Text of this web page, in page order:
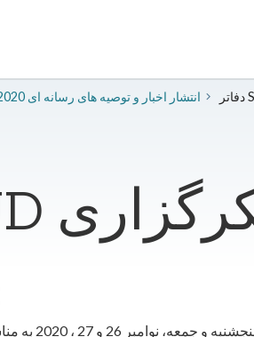
2020 انتشار اخبار و توصیه های رسانه ای